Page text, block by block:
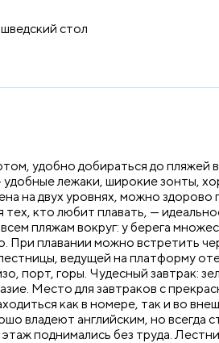
стол
удобно добираться до пляжей
лежаки, широкие зонты,
на двух уровнях, можно здорово
кто любит плавать, —
пляжам вокруг: у берега
плавании можно встретить
ведущей на платформу
порт, горы. Чудесный завтрак:
Место для завтраков с
как в номере, так и во
владеют английским, но всегда
поднимались без труда.